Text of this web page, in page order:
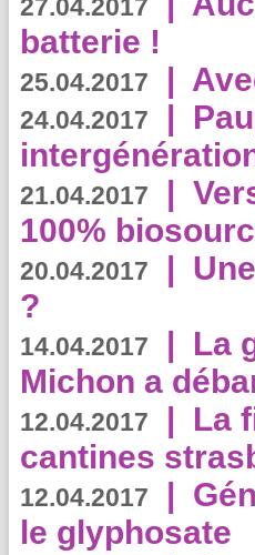
27.04.2017
batterie !
25.04.2017 |
24.04.2017 |
21.04.2017 |
100%
20.04.2017 |
?
14.04.2017 | La
Michon a
12.04.2017 | La
cantines
12.04.2017 |
le glyphosate